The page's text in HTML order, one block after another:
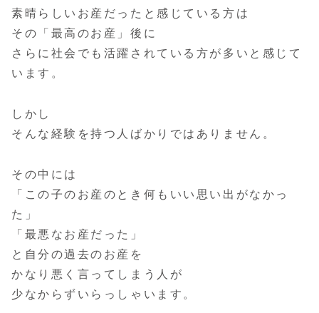
素晴らしいお産だったと感じている方は
その「最高のお産」後に
さらに社会でも活躍されている方が多いと感じて
います。
しかし
そんな経験を持つ人ばかりではありません。
その中には
「この子のお産のとき何もいい思い出がなかっ
た」
「最悪なお産だった」
と自分の過去のお産を
かなり悪く言ってしまう人が
少なからずいらっしゃいます。